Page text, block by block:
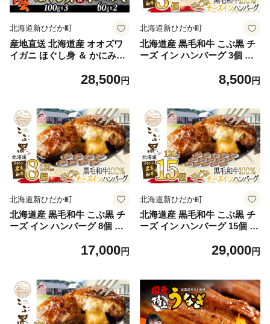
北海道新ひだか町
産地直送 北海道産 オオズワ
イガニ ほぐし身 ＆ かにみそ
かに カニ 蟹 カニ味噌 味噌
28,500円
北海道新ひだか町
北海道産 黒毛和牛 こぶ黒 チ
ーズ イン ハンバーグ 3個 和
8,500円
北海道新ひだか町
北海道産 黒毛和牛 こぶ黒 チ
ーズ イン ハンバーグ 8個 和
17,000円
北海道新ひだか町
北海道産 黒毛和牛 こぶ黒 チ
ーズ イン ハンバーグ 15個 和
29,000円